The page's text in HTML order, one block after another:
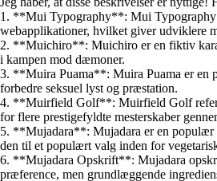
1. **Mui Typography**: Mui Typography
webapplikationer, hvilket giver udviklere
2. **Muichiro**: Muichiro er en fiktiv
i kampen mod dæmoner.
3. **Muira Puama**: Muira Puama er en
forbedre seksuel lyst og præstation.
4. **Muirfield Golf**: Muirfield Golf
for flere prestigefyldte mesterskaber
5. **Mujadara**: Mujadara er en populær
den til et populært valg inden for
6. **Mujadara Opskrift**: Mujadara
præference, men grundlæggende